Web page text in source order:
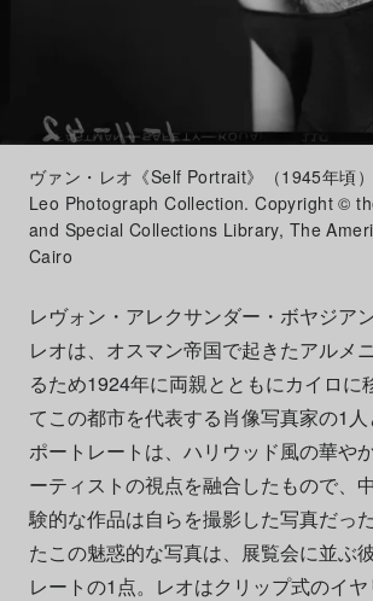
ヴァン・レオ《Self Portrait》（1945年頃
Leo Photograph Collection. Copyright ©
and Special Collections Library, The
Cairo
レヴォン・アレクサンダー・ボヤジア
レオは、オスマン帝国で起きたアルメ
るため1924年に両親とともにカイロに
てこの都市を代表する肖像写真家の1
ポートレートは、ハリウッド風の華や
ーティストの視点を融合したもので、
験的な作品は自らを撮影した写真だっ
たこの魅惑的な写真は、展覧会に並ぶ
レートの1点。レオはクリップ式のイ